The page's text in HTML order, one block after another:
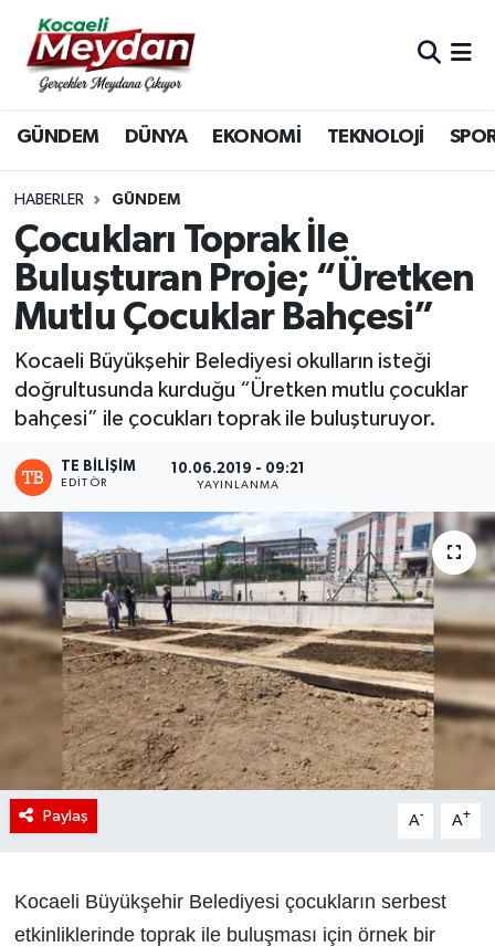
GÜNDEM DÜNYA EKONOMİ TEKNOLOJİ
HABERLER GÜNDEM
Çocukları Toprak İle
Buluşturan Proje; “Üretken
Mutlu Çocuklar Bahçesi”
Kocaeli Büyükşehir Belediyesi okulların isteği
doğrultusunda kurduğu “Üretken mutlu çocuklar
bahçesi” ile çocukları toprak ile buluşturuyor.
TE BILIŞIM
EDITÖR
10.06.2019 - 09:21
YAYINLANMA
Paylaş A- A+
Kocaeli Büyükşehir Belediyesi çocukların serbest
etkinliklerinde toprak ile buluşması için örnek bir
Nöbetçi Eczaneler
Hava Durumu
Trafik Durumu
Süper Lig Puan Durumu ve Fikstür
Tüm Manşetler
Son Dakika Haberleri
Haber Arşivi